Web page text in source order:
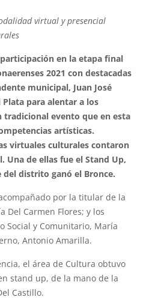
virtual y presencial
participación en la etapa final
2021 con destacadas
municipal, Juan José
para alentar a los
tradicional evento que en esta
artísticas.
virtuales culturales contaron
Una de ellas fue el Stand Up,
distrito ganó el Bronce.
por la titular de la
Del Carmen Flores; y los
Social y Comunitario, María
Antonio Amarilla.
el área de Cultura obtuvo
stand up, de la mano de la
Castillo.